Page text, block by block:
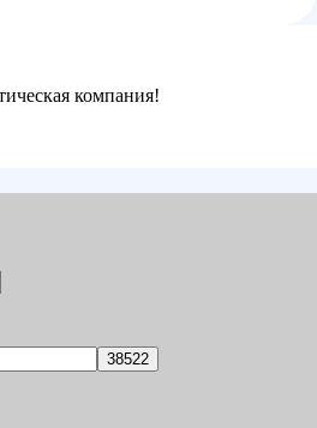
компания!